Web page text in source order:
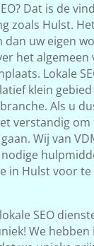
Dat is de
zoals Hulst.
dan uw eigen
het algemeen
Lokale
klein
Als u
verstandig om
Wij van
in Hulst voor te
SEO
We hebben